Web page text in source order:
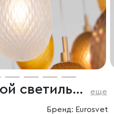
Умный подвесной светильник со стеклянными плафонами еще
Бренд: Eurosvet